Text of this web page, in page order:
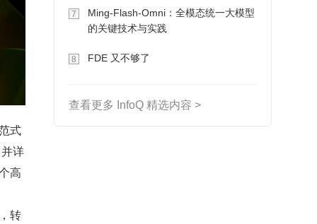
式
详
高
转
7
Ming-Flash-Omni：全模态统一大模型
的关键技术与实践
8 FDE 又不够了
查看更多 InfoQ 精选内容 >